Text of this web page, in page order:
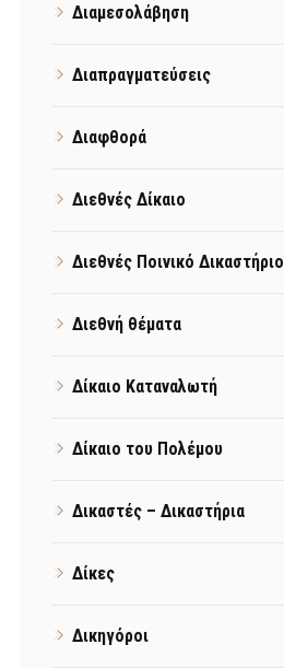
Διαμεσολάβηση
Διαπραγματεύσεις
Διαφθορά
Διεθνές Δίκαιο
Διεθνές Ποινικό Δικαστήριο
Διεθνή θέματα
Δίκαιο Καταναλωτή
Δίκαιο του Πολέμου
Δικαστές – Δικαστήρια
Δίκες
Δικηγόροι